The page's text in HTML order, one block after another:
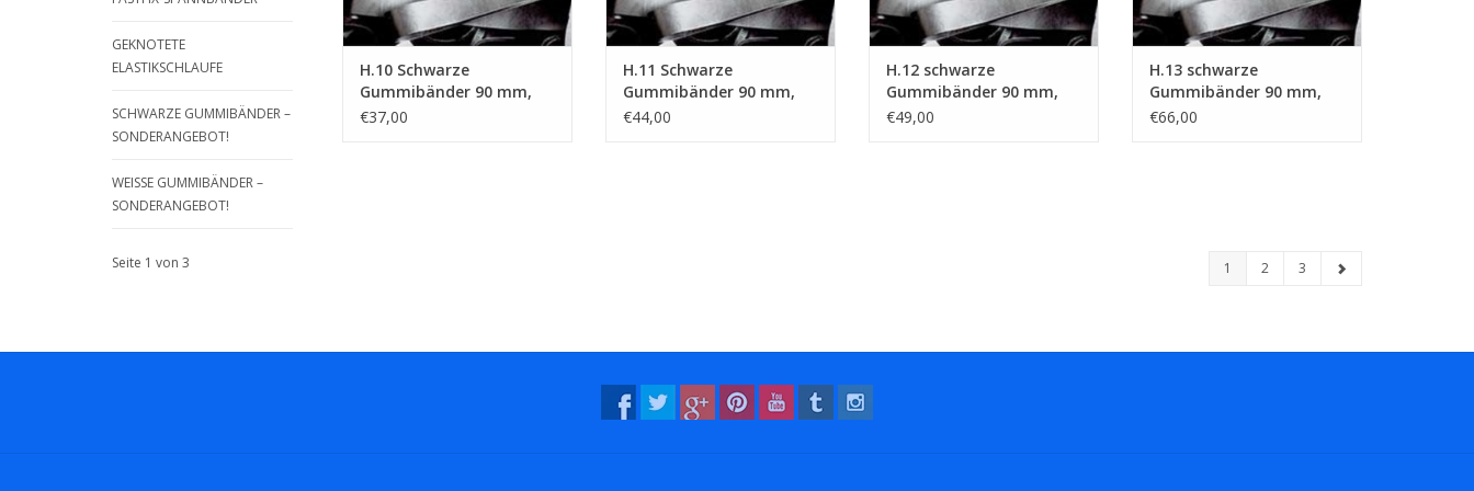
GEKNOTETE
ELASTIKSCHLAUFE
SCHWARZE GUMMIBÄNDER –
SONDERANGEBOT!
WEISSE GUMMIBÄNDER – S
ONDERANGEBOT!
H.10 Schwarze
Gummibänder 90 mm,
Breite 6 mm
€37,00
H.11 Schwarze
Gummibänder 90 mm,
Breite 8 mm
€44,00
H.12 schwarze
Gummibänder 90 mm,
Breite 10 mm
€49,00
H.13 schwarze
Gummibänder 90 mm,
Breite 15 mm
€66,00
Seite 1 von 3 1 2 3